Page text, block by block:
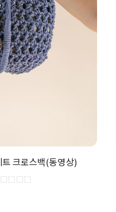
크로스백(동영상)
□□□□